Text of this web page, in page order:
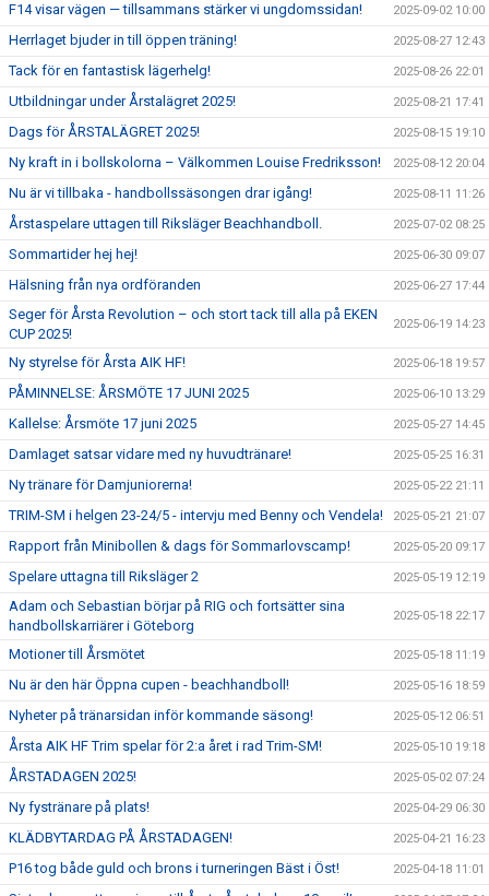
F14 visar vägen — tillsammans stärker vi ungdomssidan! 2025-09-02 10:00
Herrlaget bjuder in till öppen träning! 2025-08-27 12:43
Tack för en fantastisk lägerhelg! 2025-08-26 22:01
Utbildningar under Årstalägret 2025! 2025-08-21 17:41
Dags för ÅRSTALÄGRET 2025! 2025-08-15 19:10
Ny kraft in i bollskolorna – Välkommen Louise Fredriksson! 2025-08-12 20:04
Nu är vi tillbaka - handbollssäsongen drar igång! 2025-08-11 11:26
Årstaspelare uttagen till Riksläger Beachhandboll. 2025-07-02 08:25
Sommartider hej hej! 2025-06-30 09:07
Hälsning från nya ordföranden 2025-06-27 17:44
Seger för Årsta Revolution – och stort tack till alla på EKEN
CUP 2025!
2025-06-19 14:23
Ny styrelse för Årsta AIK HF! 2025-06-18 19:57
PÅMINNELSE: ÅRSMÖTE 17 JUNI 2025 2025-06-10 13:29
Kallelse: Årsmöte 17 juni 2025 2025-05-27 14:45
Damlaget satsar vidare med ny huvudtränare! 2025-05-25 16:31
Ny tränare för Damjuniorerna! 2025-05-22 21:11
TRIM-SM i helgen 23-24/5 - intervju med Benny och Vendela! 2025-05-21 21:07
Rapport från Minibollen & dags för Sommarlovscamp! 2025-05-20 09:17
Spelare uttagna till Riksläger 2 2025-05-19 12:19
Adam och Sebastian börjar på RIG och fortsätter sina
handbollskarriärer i Göteborg
2025-05-18 22:17
Motioner till Årsmötet 2025-05-18 11:19
Nu är den här Öppna cupen - beachhandboll! 2025-05-16 18:59
Nyheter på tränarsidan inför kommande säsong! 2025-05-12 06:51
Årsta AIK HF Trim spelar för 2:a året i rad Trim-SM! 2025-05-10 19:18
ÅRSTADAGEN 2025! 2025-05-02 07:24
Ny fystränare på plats! 2025-04-29 06:30
KLÄDBYTARDAG PÅ ÅRSTADAGEN! 2025-04-21 16:23
P16 tog både guld och brons i turneringen Bäst i Öst! 2025-04-18 11:01